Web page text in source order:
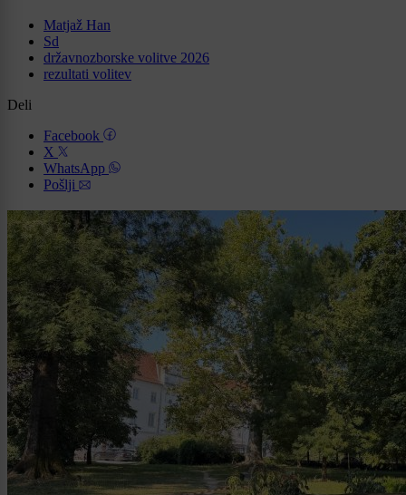
Matjaž Han
Sd
državnozborske volitve 2026
rezultati volitev
Deli
Facebook
X
WhatsApp
Pošlji